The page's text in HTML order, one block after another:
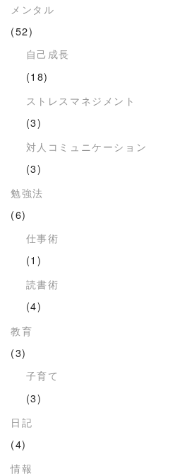
メンタル
(52)
自己成長
(18)
ストレスマネジメント
(3)
対人コミュニケーション
(3)
勉強法
(6)
仕事術
(1)
読書術
(4)
教育
(3)
子育て
(3)
日記
(4)
情報